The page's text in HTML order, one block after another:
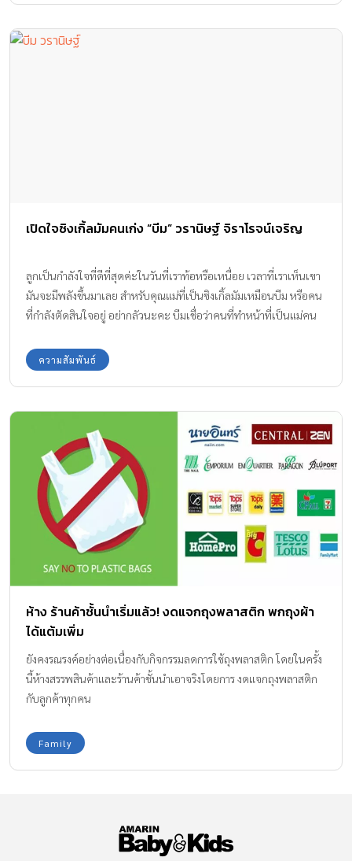
เปิดใจซิงเกิ้ลมัมคนเก่ง “บีม” วรานิษฐ์ จิราโรจน์เจริญ
ลูกเป็นกำลังใจที่ดีที่สุดค่ะในวันที่เราท้อหรือเหนื่อย เวลาที่เราเห็นเขา
มันจะมีพลังขึ้นมาเลย สำหรับคุณแม่ที่เป็นซิงเกิ้ลมัมเหมือนบีม หรือคน
ที่กำลังตัดสินใจอยู่ อย่ากลัวนะคะ บีมเชื่อว่าคนที่ทำหน้าที่เป็นแม่คน
ทำหน้าที่นี้ได้
ความสัมพันธ์
ห้าง ร้านค้าชั้นนำเริ่มแล้ว! งดแจกถุงพลาสติก พกถุงผ้า
ได้แต้มเพิ่ม
ยังคงรณรงค์อย่างต่อเนื่องกับกิจกรรมลดการใช้ถุงพลาสติก โดยในครั้ง
นี้ห้างสรรพสินค้าและร้านค้าชั้นนำเอาจริงโดยการ งดแจกถุงพลาสติก
กับลูกค้าทุกคน
Family